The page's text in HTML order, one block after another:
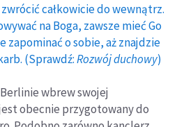
całkowicie do wewnątrz.
na Boga, zawsze mieć Go
zapominać o sobie, aż znajdzie
(Sprawdź:Rozwój duchowy)
wbrew swojej
obecnie przygotowany do